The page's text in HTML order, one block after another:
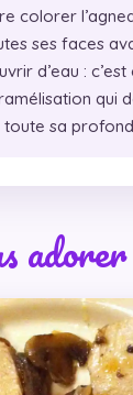
colorer
ses faces
d’eau :
qui
toute sa